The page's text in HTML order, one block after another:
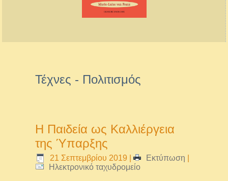
Τέχνες - Πολιτισμός
Η Παιδεία ως Καλλιέργεια
της Ύπαρξης
21 Σεπτεμβρίου 2019 | Εκτύπωση
Ηλεκτρονικό ταχυδρομείο